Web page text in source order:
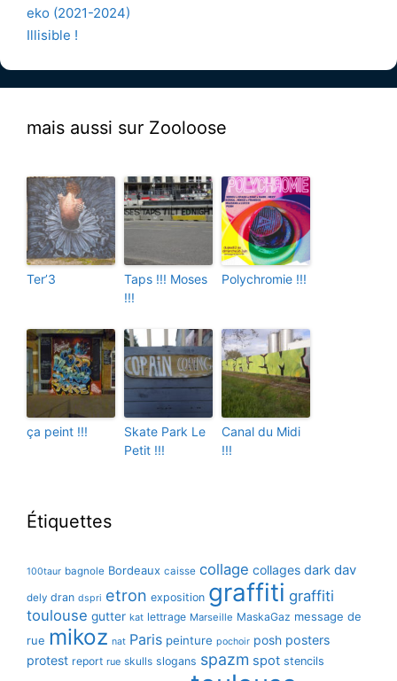
eko (2021-2024)
Illisible !
mais aussi sur Zooloose
Ter’3
Taps !!! Moses
!!!
Polychromie !!!
ça peint !!!
Skate Park Le
Petit !!!
Canal du Midi
!!!
Étiquettes
100taur bagnole Bordeaux caisse collage collages dark dav
dely dran dspri etron exposition graffiti graffiti
toulouse gutter kat lettrage Marseille MaskaGaz message de
rue mikoz nat Paris peinture pochoir posh posters
protest report rue skulls slogans spazm spot stencils